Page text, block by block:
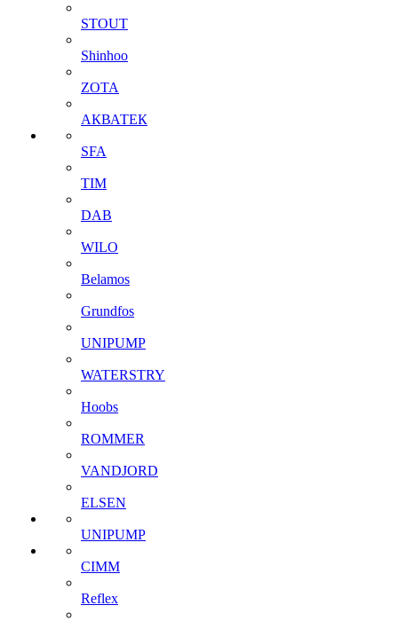
STOUT
Shinhoo
ZOTA
АКВАТЕК
SFA
TIM
DAB
WILO
Belamos
Grundfos
UNIPUMP
WATERSTRY
Hoobs
ROMMER
VANDJORD
ELSEN
UNIPUMP
CIMM
Reflex